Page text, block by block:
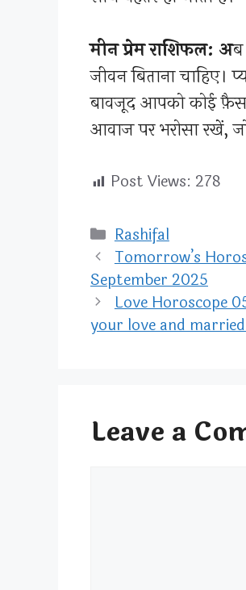
मीन प्रेम राशिफल: अ
जीवन बिताना
बावजूद आपको कोई
आवाज पर भरोसा रखें,
Post Views: 278
Categories
Rashifal
Tomorrow’s
September 2025
Love Horoscope
your love and
Leave a